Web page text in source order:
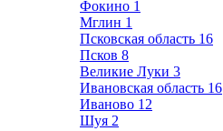
Фокино 1
Мглин 1
Псковская область 16
Псков 8
Великие Луки 3
Ивановская область 16
Иваново 12
Шуя 2